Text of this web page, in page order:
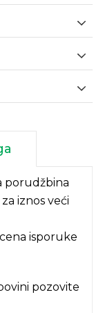
porudžbina
iznos veći
isporuke
pozovite